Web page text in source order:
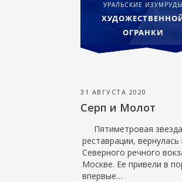
УРАЛЬСКИЕ ИЗУМРУДЫ
ОГРАНКИ
31 АВГУСТА 2020
Серп и Молот
Пятиметровая
реставрации,
Северного речного
Москве. Ее привели в
впервые…